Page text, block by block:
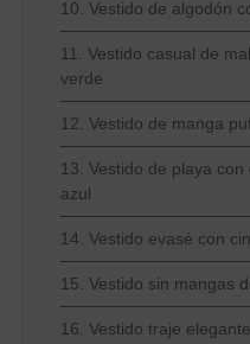
10. Vestido de algodón
11. Vestido casual de
verde
12. Vestido de manga
13. Vestido de playa
azul
14. Vestido evasé con
15. Vestido sin mangas
16. Vestido traje